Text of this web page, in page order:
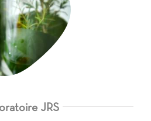
JRS